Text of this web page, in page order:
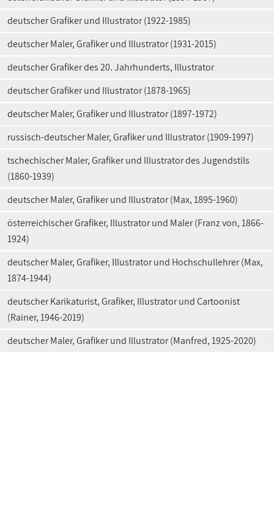
deutscher Grafiker und Illustrator (1922-1985)
deutscher Maler, Grafiker und Illustrator (1931-2015)
deutscher Grafiker des 20. Jahrhunderts, Illustrator
deutscher Grafiker und Illustrator (1878-1965)
deutscher Maler, Grafiker und Illustrator (1897-1972)
russisch-deutscher Maler, Grafiker und Illustrator (1909-1997)
tschechischer Maler, Grafiker und Illustrator des Jugendstils
(1860-1939)
deutscher Maler, Grafiker und Illustrator (Max, 1895-1960)
österreichischer Grafiker, Illustrator und Maler (Franz von, 1866-
1924)
deutscher Maler, Grafiker, Illustrator und Hochschullehrer (Max,
1874-1944)
deutscher Karikaturist, Grafiker, Illustrator und Cartoonist
(Rainer, 1946-2019)
deutscher Maler, Grafiker und Illustrator (Manfred, 1925-2020)